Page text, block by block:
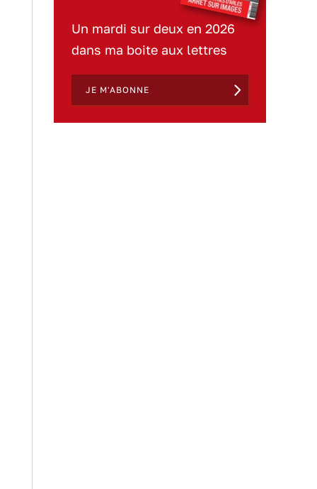
Un mardi sur deux en 2026
dans ma boite aux lettres
JE M'ABONNE